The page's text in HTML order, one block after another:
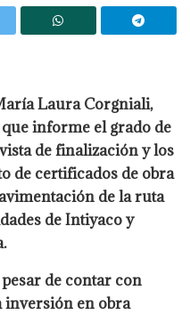
Laura Corgniali,
informe el grado de
de finalización y los
de certificados de obra
de la ruta
de Intiyaco y
de contar con
inversión en obra